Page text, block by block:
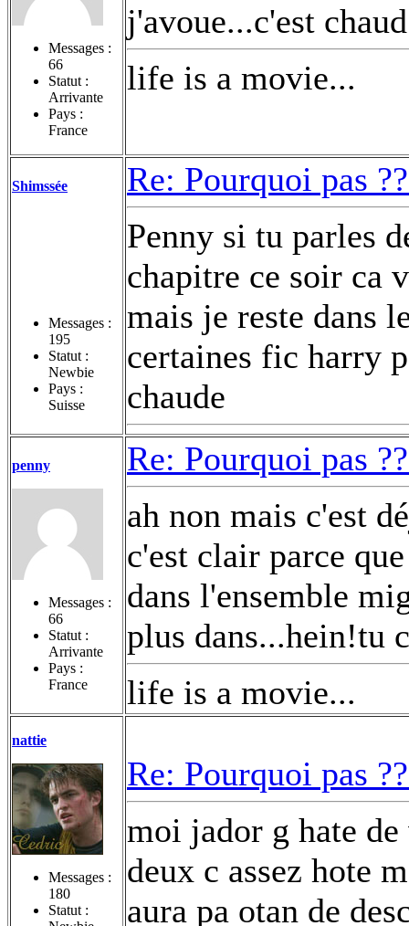
Messages :
66
Statut :
Arrivante
Pays :
France
j'avoue...c'est
life is a movie...
Shimssée
Messages :
195
Statut :
Newbie
Pays :
Suisse
Re: Pourquoi pas
Penny si tu parles
chapitre ce soir ca
mais je reste dans
certaines fic harry
chaude
penny
Messages :
66
Statut :
Arrivante
Pays :
France
Re: Pourquoi pas
ah non mais c'est
c'est clair parce
dans l'ensemble
plus dans...hein!tu
life is a movie...
nattie
Messages :
180
Statut :
Re: Pourquoi pas
moi jador g hate
deux c assez hote
aura pa otan de